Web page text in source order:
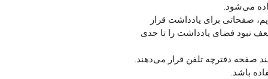
می‌شود.
صفحاتی برای یادداشت قرار
نبود فضای یادداشت را تا حدی
صفحه دفترچه تلفن قرار می‌دهند.
باشد.